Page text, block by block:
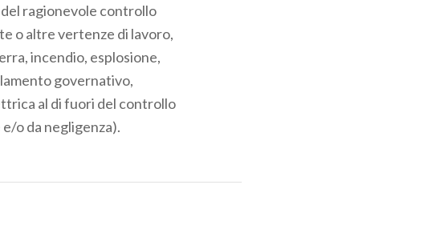
ragionevole controllo
o altre vertenze di lavoro,
incendio, esplosione,
governativo,
al di fuori del controllo
o da negligenza).